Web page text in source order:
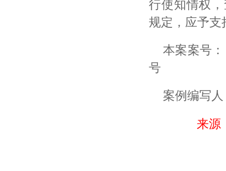
行使知情权
规定，应予支
本案案号
号
案例编写
来源